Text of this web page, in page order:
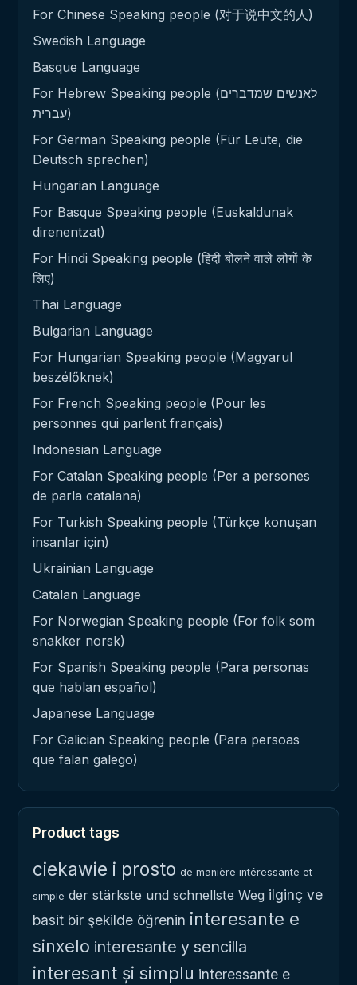
For Chinese Speaking people (对于说中文的人)
Swedish Language
Basque Language
For Hebrew Speaking people (לאנשים שמדברים
עברית)
For German Speaking people (Für Leute, die
Deutsch sprechen)
Hungarian Language
For Basque Speaking people (Euskaldunak
direnentzat)
For Hindi Speaking people (हिंदी बोलने वाले लोगों के
लिए)
Thai Language
Bulgarian Language
For Hungarian Speaking people (Magyarul
beszélőknek)
For French Speaking people (Pour les
personnes qui parlent français)
Indonesian Language
For Catalan Speaking people (Per a persones
de parla catalana)
For Turkish Speaking people (Türkçe konuşan
insanlar için)
Ukrainian Language
Catalan Language
For Norwegian Speaking people (For folk som
snakker norsk)
For Spanish Speaking people (Para personas
que hablan español)
Japanese Language
For Galician Speaking people (Para persoas
que falan galego)
Product tags
ciekawie i prosto de manière intéressante et
simple der stärkste und schnellste Weg ilginç ve
basit bir şekilde öğrenin interesante e
sinxelo interesante y sencilla
interesant și simplu interessante e